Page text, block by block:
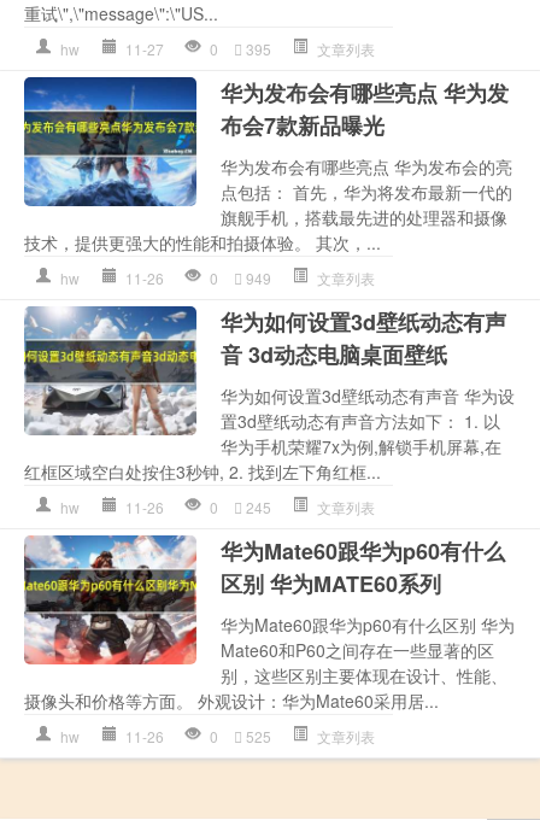
重试\",\"message\":\"US...
hw 11-27 0 395 文章列表
华为发布会有哪些亮点 华为发
布会7款新品曝光
华为发布会有哪些亮点 华为发布会的亮
点包括： 首先，华为将发布最新一代的
旗舰手机，搭载最先进的处理器和摄像
技术，提供更强大的性能和拍摄体验。 其次，...
hw 11-26 0 949 文章列表
华为如何设置3d壁纸动态有声
音 3d动态电脑桌面壁纸
华为如何设置3d壁纸动态有声音 华为设
置3d壁纸动态有声音方法如下： 1. 以
华为手机荣耀7x为例,解锁手机屏幕,在
红框区域空白处按住3秒钟, 2. 找到左下角红框...
hw 11-26 0 245 文章列表
华为Mate60跟华为p60有什么
区别 华为MATE60系列
华为Mate60跟华为p60有什么区别 华为
Mate60和P60之间存在一些显著的区
别，这些区别主要体现在设计、性能、
摄像头和价格等方面。 外观设计：华为Mate60采用居...
hw 11-26 0 525 文章列表